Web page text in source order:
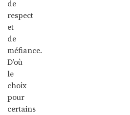
de
respect
et
de
méfiance.
D’où
le
choix
pour
certains